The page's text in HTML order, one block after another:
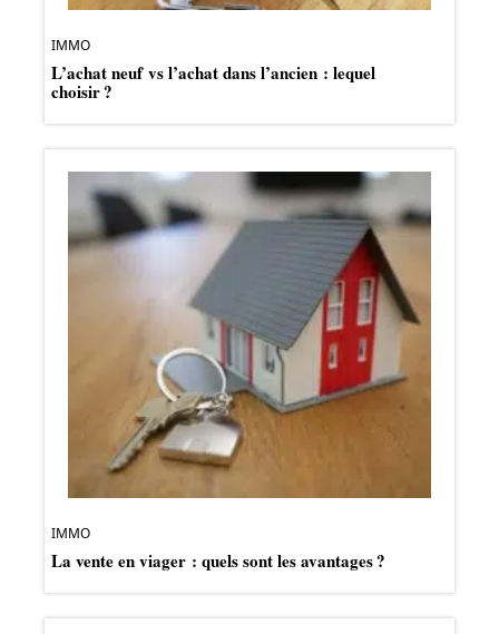
IMMO
L’achat neuf vs l’achat dans l’ancien : lequel
choisir ?
IMMO
La vente en viager : quels sont les avantages ?